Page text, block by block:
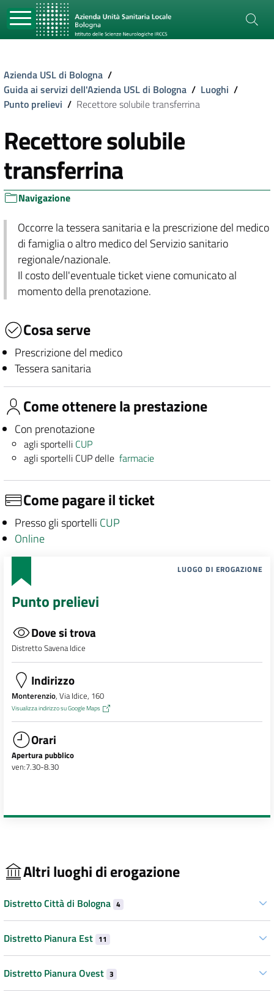
Azienda USL di Bologna /
Guida ai servizi dell'Azienda USL di Bologna / Luoghi /
Punto prelievi / Recettore solubile transferrina
Recettore solubile
transferrina
Navigazione
Occorre la tessera sanitaria e la prescrizione del medico
di famiglia o altro medico del Servizio sanitario
regionale/nazionale.
Il costo dell'eventuale ticket viene comunicato al
momento della prenotazione.
Cosa serve
Prescrizione del medico
Tessera sanitaria
Come ottenere la prestazione
Con prenotazione
agli sportelli CUP
agli sportelli CUP dellefarmacie
Come pagare il ticket
Presso gli sportelli CUP
Online
LUOGO DI EROGAZIONE
Punto prelievi
Dove si trova
Distretto Savena Idice
Indirizzo
Monterenzio, Via Idice, 160
Visualizza indirizzo su Google Maps
Orari
Apertura pubblico
ven:7.30-8.30
Altri luoghi di erogazione
Distretto Città di Bologna 4
Distretto Pianura Est 11
Distretto Pianura Ovest 3